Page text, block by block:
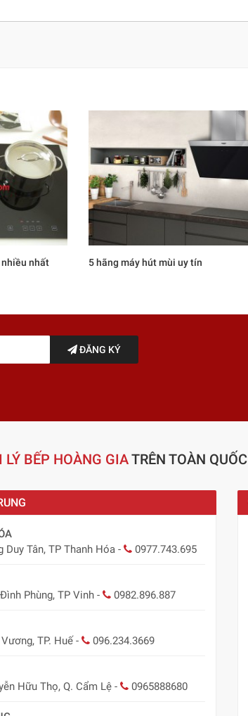
nhất
5 hãng máy hút mùi uy tín
ĐĂNG KÝ
LÝ BẾP HOÀNG GIATRÊN TOÀN QUỐC
Duy Tân, TP Thanh Hóa- 0977.743.695
Phùng, TP Vinh- 0982.896.887
TP. Huế- 096.234.3669
Hữu Thọ, Q. Cẩm Lệ- 0965888680